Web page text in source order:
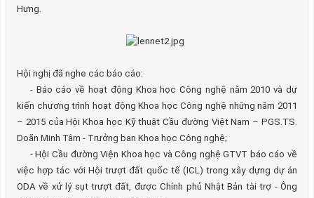
Hưng.
Hội nghị đã nghe các báo cáo:
- Báo cáo về hoạt động Khoa học Công nghệ năm 2010 và dự
kiến chương trình hoạt động Khoa học Công nghệ những năm 2011
– 2015 của Hội Khoa học Kỹ thuật Cầu đường Việt Nam – PGS.TS.
Doãn Minh Tâm - Trưởng ban Khoa học Công nghệ;
-Hội Cầu đường Viện Khoa học và Công nghệ GTVT báo cáo về
việc hợp tác với Hội trượt đất quốc tế (ICL) trong xây dựng dự án
ODA về xử lý sụt trượt đất, được Chính phủ Nhật Bản tài trợ - Ông